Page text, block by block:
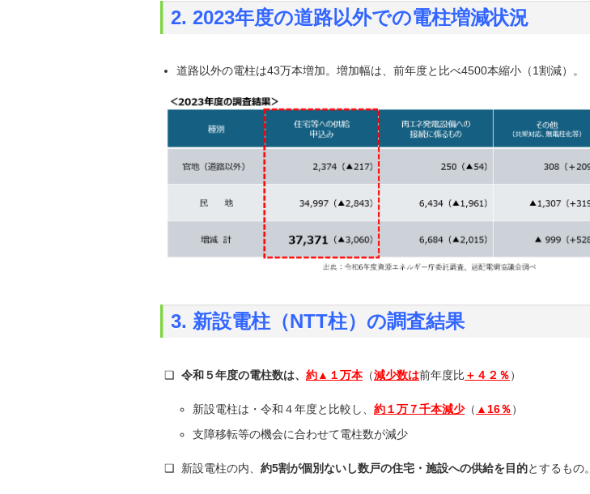
2. 2023年度の道路以外での電柱増減状況
道路以外の電柱は43万本増加。増加幅は、前年度と比べ4500本縮小（1割減）。
3. 新設電柱（NTT柱）の調査結果
❑ 令和５年度の電柱数は、 約▲１万本（減少数は前年度比 ＋４２％）
新設電柱は・令和４年度と比較し、 約１万７千本減少（ ▲16％）
支障移転等の機会に合わせて電柱数が減少
❑ 新設電柱の内、 約5割が個別ないし数戸の住宅・施設への供給を目的とするもの。